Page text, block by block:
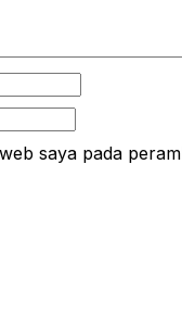
saya pada